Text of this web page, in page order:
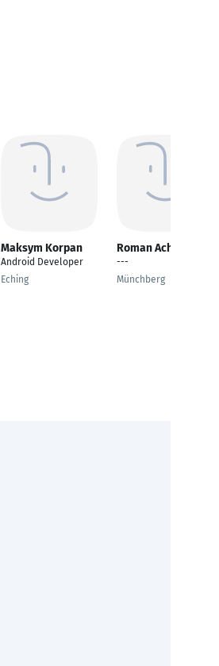
Maksym Korpan
Android Developer
Eching
Roman Achachin
---
Münchberg